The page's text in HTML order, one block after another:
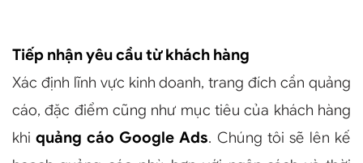
Tiếp nhận yêu cầu từ khách hàng
Xác định lĩnh vực kinh doanh, trang đích cần quảng
cáo, đặc điểm cũng như mục tiêu của khách hàng
khiquảng cáo Google Ads. Chúng tôi sẽ lên kế